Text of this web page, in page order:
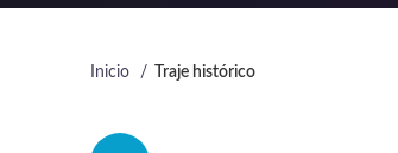
Inicio Traje histórico